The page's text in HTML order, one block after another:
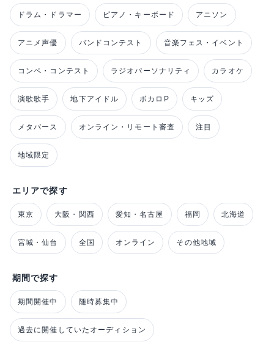
ドラム・ドラマー ピアノ・キーボード アニソン
アニメ声優 バンドコンテスト 音楽フェス・イベント
コンペ・コンテスト ラジオパーソナリティ カラオケ
演歌歌手 地下アイドル ボカロP キッズ
メタバース オンライン・リモート審査 注目
地域限定
エリアで探す
東京 大阪・関西 愛知・名古屋 福岡 北海道
宮城・仙台 全国 オンライン その他地域
期間で探す
期間開催中 随時募集中
過去に開催していたオーディション